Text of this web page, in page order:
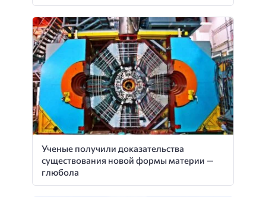
Ученые получили доказательства
существования новой формы материи —
глюбола